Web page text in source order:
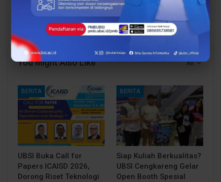
Lewat Sosialisasi
All
You Might Also Like
BERITA
UBSI Buka Call for
Papers ICAISD 2026,
Dorong Riset Teknologi
BERITA
Siap Kuliah Berkualitas?
UBSI Cengkareng Gelar
Open Booth Spesial